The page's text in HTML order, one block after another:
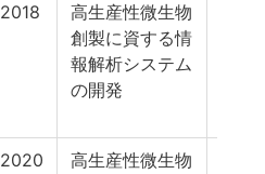
2018
高生産性微生物
創製に資する情
報解析システム
の開発
2020
高生産性微生物